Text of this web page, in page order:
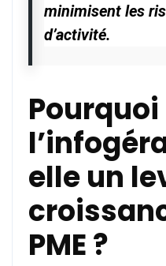
minimisent les
d’activité.
Pourquoi
elle un
PME ?